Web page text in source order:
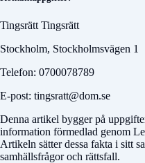
Tingsrätt Tingsrätt
Stockholm, Stockholmsvägen 1
Telefon: 0700078789
E-post: tingsratt@dom.se
Denna artikel bygger på
information förmedlad genom
Artikeln sätter dessa fakta i sitt
samhällsfrågor och rättsfall.